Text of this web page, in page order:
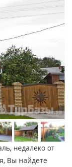
недалеко от
Вы найдете